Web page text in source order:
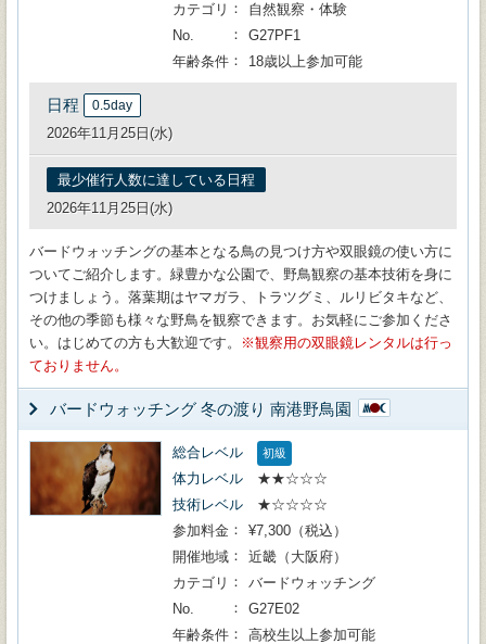
カテゴリ
自然観察・体験
No.
G27PF1
年齢条件
18歳以上参加可能
日程 0.5day
2026年11月25日(水)
最少催行人数に達している日程
2026年11月25日(水)
バードウォッチングの基本となる鳥の見つけ方や双眼鏡の使い方に
ついてご紹介します。緑豊かな公園で、野鳥観察の基本技術を身に
つけましょう。落葉期はヤマガラ、トラツグミ、ルリビタキなど、
その他の季節も様々な野鳥を観察できます。お気軽にご参加くださ
い。はじめての方も大歓迎です。
観察用の双眼鏡レンタルは行っ
ておりません。
バードウォッチング 冬の渡り 南港野鳥園
総合レベル 初級
体力レベル
★★☆☆☆
技術レベル
★☆☆☆☆
参加料金
¥7,300（税込）
開催地域
近畿（大阪府）
カテゴリ
バードウォッチング
No.
G27E02
年齢条件
高校生以上参加可能